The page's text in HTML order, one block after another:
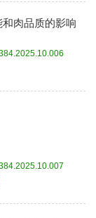
肉品质的影响